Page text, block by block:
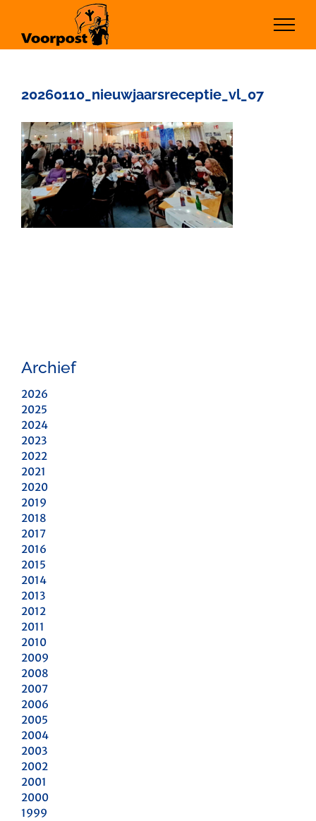
inhoud
20260110_nieuwjaarsreceptie_vl_07
Archief
2026
2025
2024
2023
2022
2021
2020
2019
2018
2017
2016
2015
2014
2013
2012
2011
2010
2009
2008
2007
2006
2005
2004
2003
2002
2001
2000
1999